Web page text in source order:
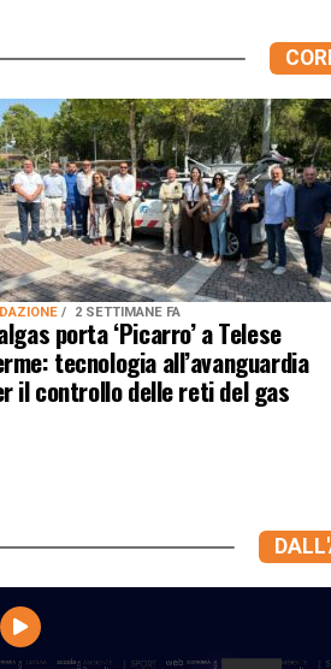
2 SETTIMANE FA
porta ‘Picarro’ a Telese
tecnologia all’avanguardia
il controllo delle reti del gas